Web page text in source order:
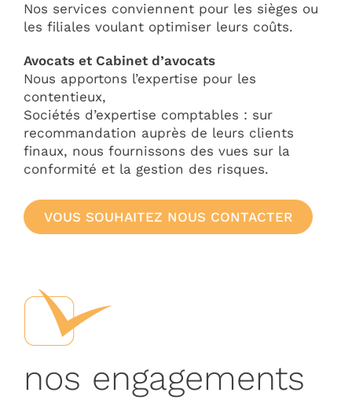
Nos services conviennent pour les sièges ou
les filiales voulant optimiser leurs coûts.
Avocats et Cabinet d’avocats
Nous apportons l’expertise pour les
contentieux,
Sociétés d’expertise comptables : sur
recommandation auprès de leurs clients
finaux, nous fournissons des vues sur la
conformité et la gestion des risques.
VOUS SOUHAITEZ NOUS CONTACTER
nos engagements